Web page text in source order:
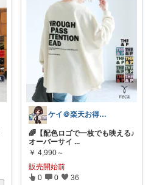
ケイ＠楽天お得生活
🌈【配色ロゴで一枚でも映える♪
オーバーサイ ...
￥ 4,990～
販売開始前
0 0 36